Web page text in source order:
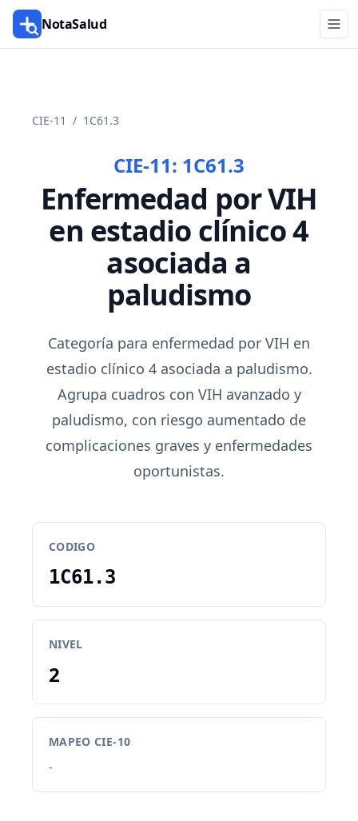
NotaSalud
CIE-11 / 1C61.3
CIE-11: 1C61.3
Enfermedad por VIH
en estadio clínico 4
asociada a
paludismo
Categoría para enfermedad por VIH en
estadio clínico 4 asociada a paludismo.
Agrupa cuadros con VIH avanzado y
paludismo, con riesgo aumentado de
complicaciones graves y enfermedades
oportunistas.
CODIGO
1C61.3
NIVEL
2
MAPEO CIE-10
-